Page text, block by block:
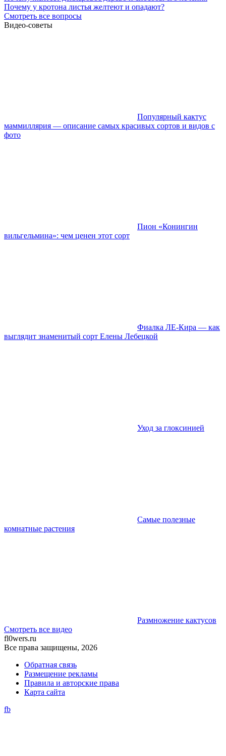
Почему у кротона листья желтеют и опадают?
Смотреть все вопросы
Видео-советы
Популярный кактус
маммиллярия — описание самых красивых сортов и видов с
фото
Пион «Конингин
вильгельмина»: чем ценен этот сорт
Фиалка ЛЕ-Кира — как
выглядит знаменитый сорт Елены Лебецкой
Уход за глоксинией
Самые полезные
комнатные растения
Размножение кактусов
Смотреть все видео
fl0wers.ru
Все права защищены, 2026
Обратная связь
Размещение рекламы
Правила и авторские права
Карта сайта
fb